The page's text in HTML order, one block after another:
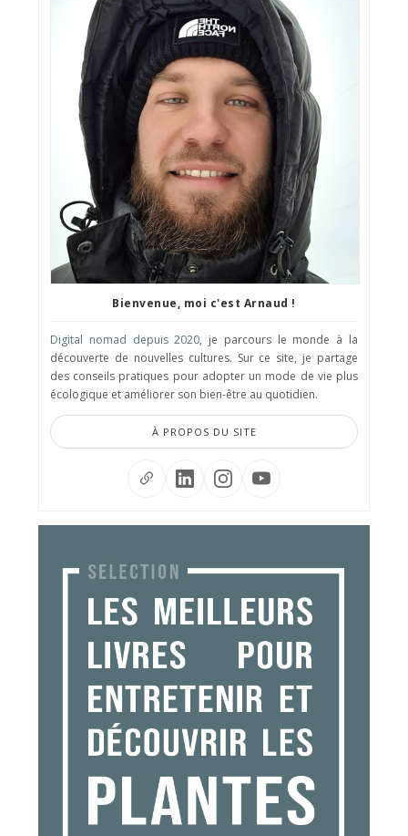
Bienvenue, moi c'est Arnaud !
Digital nomad depuis 2020, je parcours le monde à la
découverte de nouvelles cultures. Sur ce site, je partage
des conseils pratiques pour adopter un mode de vie plus
écologique et améliorer son bien-être au quotidien.
À PROPOS DU SITE